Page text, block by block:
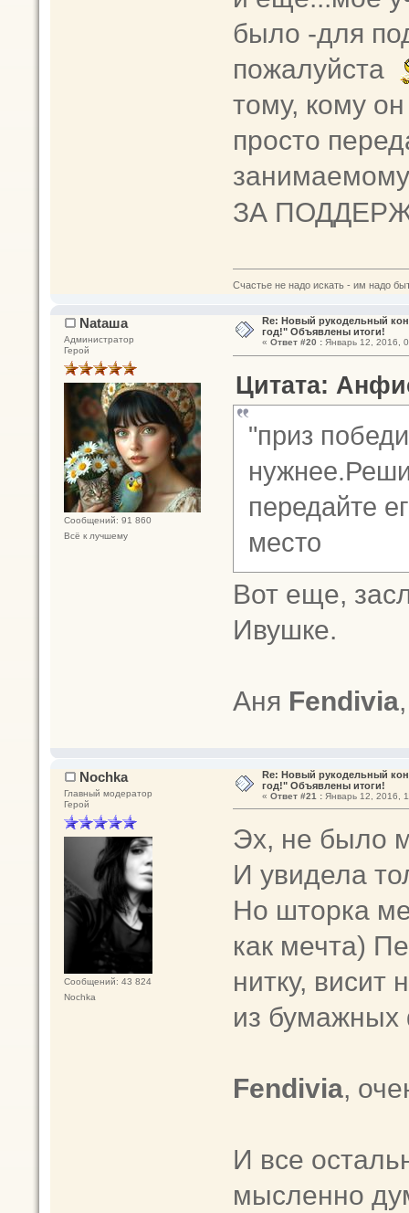
было -для
пожалуйста
тому, кому
просто
ЗА
Счастье не надо искать - им надо
Nataшa
Администратор
Герой
Сообщений: 91 860
Всё к лучшему
Re: Новый рукодельный
год!" Объявлены итоги!
« Ответ #20 :Январь 12, 2016,
Цитата:
"приз
передайте
место
Вот еще,
Ивушке.
Аня Fendivia
Nochka
Главный модератор
Герой
Сообщений: 43 824
Nochka
Re: Новый рукодельный
год!" Объявлены итоги!
« Ответ #21 :Январь 12, 2016,
Эх, не было
И увидела
Но шторка
как мечта)
нитку, висит
из
Fendivia,
И все
мысленно